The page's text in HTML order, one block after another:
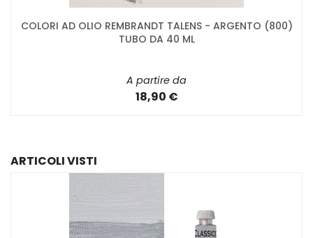
COLORI AD OLIO REMBRANDT TALENS - ARGENTO (800)
TUBO DA 40 ML
A partire da
18,90 €
ARTICOLI VISTI